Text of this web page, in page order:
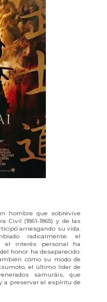
hombre que sobrevive
Civil (1861-1865) y de las
arriesgando su vida.
radicalmente: el
el interés personal ha
honor ha desaparecido.
cómo su modo de
el último líder de
samuráis, que
a preservar el espíritu de